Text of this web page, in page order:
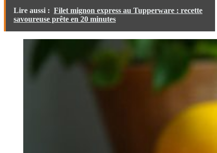
Lire aussi : Filet mignon express au Tupperware : recette
savoureuse prête en 20 minutes